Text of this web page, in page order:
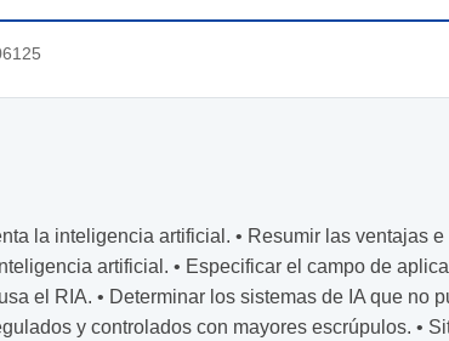
la inteligencia artificial. • Resumir las ventajas
artificial. • Especificar el campo de
el RIA. • Determinar los sistemas de IA que no
y controlados con mayores escrúpulos. •